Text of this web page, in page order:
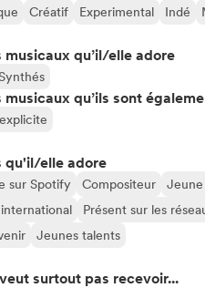
Créatif Experimental Indé
qu’il/elle adore
qu’ils sont
elle adore
sur Spotify Compositeur
Présent sur les
Jeunes talents
veut surtout pas recevoir...